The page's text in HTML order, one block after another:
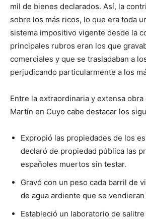
mil de bienes declarados. Así, la
sobre los más ricos, lo que era toda
sistema impositivo vigente desde la
principales rubros eran los que
comerciales y que se trasladaban a
perjudicando particularmente a los
Entre la extraordinaria y extensa
Martín en Cuyo cabe destacar los
Expropió las propiedades de los
declaró de propiedad pública las
españoles muertos sin testar.
Gravó con un peso cada barril de
de agua ardiente que se
Estableció un laboratorio de